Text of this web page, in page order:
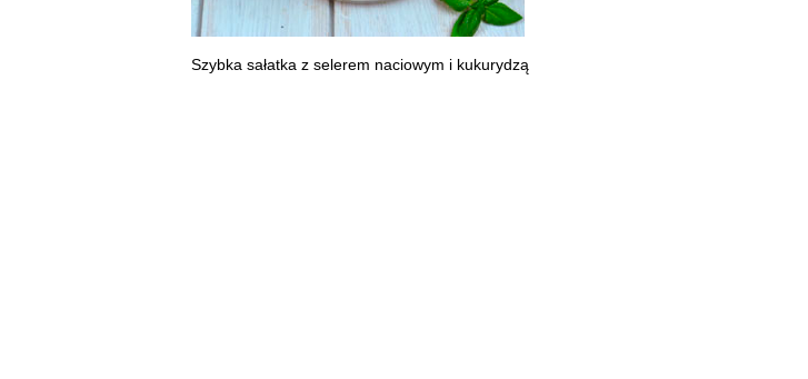
Szybka sałatka z selerem naciowym i kukurydzą